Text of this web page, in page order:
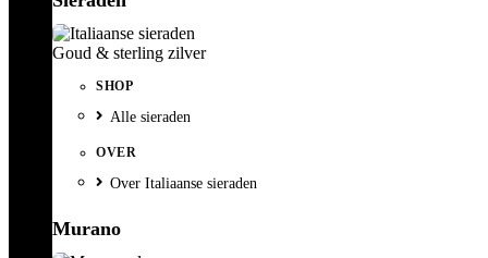
Goud & sterling zilver
SHOP
Alle sieraden
OVER
Over Italiaanse sieraden
Murano